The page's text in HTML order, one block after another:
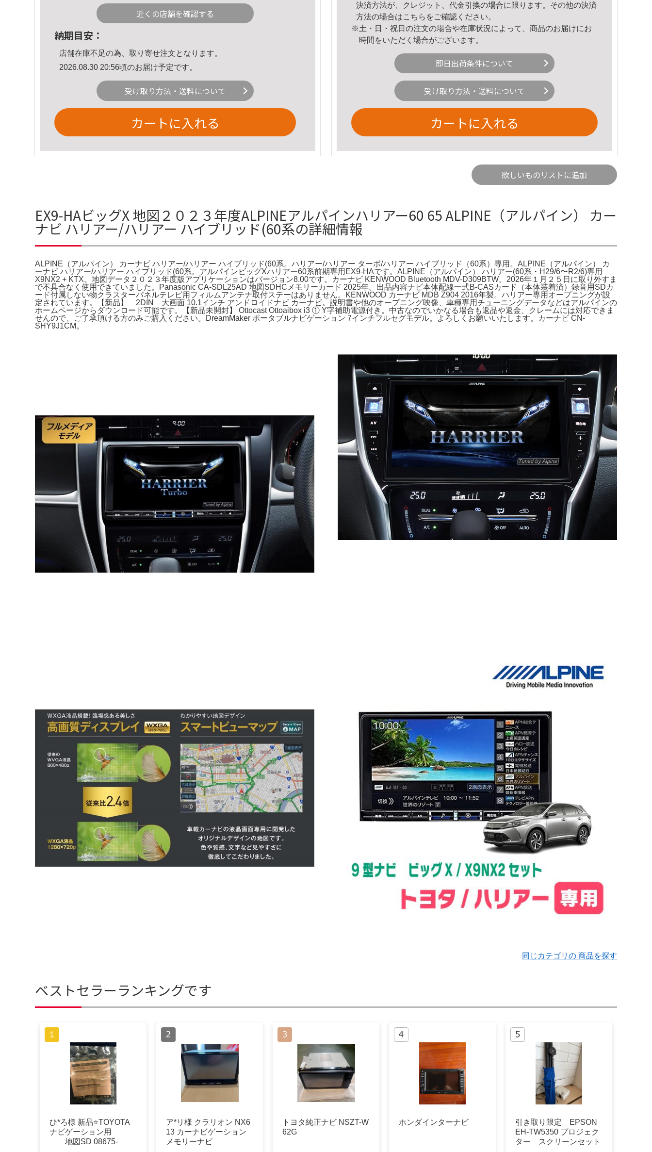
近くの店舗を確認する
納期目安：
店舗在庫不足の為、取り寄せ注文となります。
2026.08.30 20:56頃のお届け予定です。
受け取り方法・送料について
カートに入れる
決済方法が、クレジット、代金引換の場合に限ります。その他の決済
方法の場合はこちら をご確認ください。
※土・日・祝日の注文の場合や在庫状況によって、商品のお届けにお
時間をいただく場合がございます。
即日出荷条件について
受け取り方法・送料について
カートに入れる
欲しいものリストに追加
EX9-HAビッグX 地図２０２３年度ALPINEアルパインハリアー60 65 ALPINE（アルパイン） カー
ナビ ハリアー/ハリアー ハイブリッド(60系の詳細情報
ALPINE（アルパイン） カーナビ ハリアー/ハリアー ハイブリッド(60系。ハリアー/ハリアー ターボ/ハリアー ハイブリッド（60系）専用。ALPINE（アルパイン） カ
ーナビ ハリアー/ハリアー ハイブリッド(60系。アルパインビッグXハリアー60系前期専用EX9-HAです。ALPINE（アルパイン） ハリアー(60系・H29/6〜R2/6)専用
X9NX2 + KTX。地図データ２０２３年度版アプリケーションはバージョン8.00です。カーナビ KENWOOD Bluetooth MDV-D309BTW。2026年１月２５日に取り外すま
で不具合なく使用できていました。Panasonic CA-SDL25AD 地図SDHCメモリーカード 2025年。出品内容ナビ本体配線一式B-CASカード（本体装着済）録音用SDカ
ード付属しない物クラスターパネルテレビ用フィルムアンテナ取付ステーはありません。KENWOOD カーナビ MDB Z904 2016年製。ハリアー専用オープニングが設
定されています。【新品】 2DIN 大画面 10.1インチ アンドロイドナビ カーナビ。説明書や他のオープニング映像、車種専用チューニングデータなどはアルパインの
ホームページからダウンロード可能です。【新品未開封】 Ottocast Ottoaibox i3 ① Y字補助電源付き。中古なのでいかなる場合も返品や返金、クレームには対応できま
せんので、ご了承頂ける方のみご購入ください。DreamMaker ポータブルナビゲーション 7インチフルセグモデル。よろしくお願いいたします。カーナビ CN-
SHY9J1CM。
同じカテゴリの 商品を探す
ベストセラーランキングです
ひ*ろ様 新品⭐️TOYOTA
ナビゲーション用
地図SD 08675-
ア*リ様 クラリオン NX6
13 カーナビゲーション
メモリーナビ
トヨタ純正ナビ NSZT-W
62G
ホンダインターナビ
引き取り限定 EPSON
EH-TW5350 プロジェク
ター スクリーンセット